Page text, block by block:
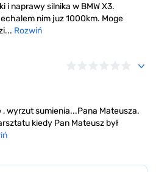
i naprawy silnika w BMW X3.
nim juz 1000km. Moge
Rozwiń
, wyrzut sumienia...Pana Mateusza.
kiedy Pan Mateusz był